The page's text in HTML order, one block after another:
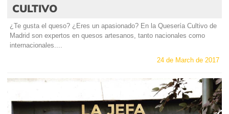
CULTIVO
¿Te gusta el queso? ¿Eres un apasionado? En la Quesería Cultivo de
Madrid son expertos en quesos artesanos, tanto nacionales como
internacionales....
24 de March de 2017